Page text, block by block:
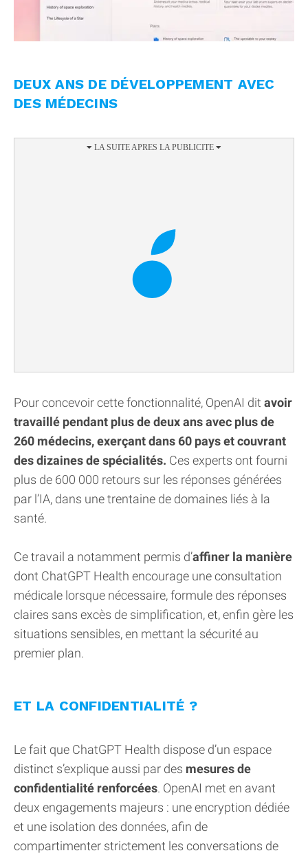
DEUX ANS DE DÉVELOPPEMENT AVEC
DES MÉDECINS
Pour concevoir cette fonctionnalité, OpenAI dit avoir
travaillé pendant plus de deux ans avec plus de
260 médecins, exerçant dans 60 pays et couvrant
des dizaines de spécialités. Ces experts ont fourni
plus de 600 000 retours sur les réponses générées
par l’IA, dans une trentaine de domaines liés à la
santé.
Ce travail a notamment permis d’affiner la manière
dont ChatGPT Health encourage une consultation
médicale lorsque nécessaire, formule des réponses
claires sans excès de simplification, et, enfin gère les
situations sensibles, en mettant la sécurité au
premier plan.
ET LA CONFIDENTIALITÉ ?
Le fait que ChatGPT Health dispose d’un espace
distinct s’explique aussi par des mesures de
confidentialité renforcées. OpenAI met en avant
deux engagements majeurs : une encryption dédiée
et une isolation des données, afin de
compartimenter strictement les conversations de